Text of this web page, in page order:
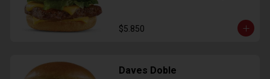
$5.850
Daves Doble